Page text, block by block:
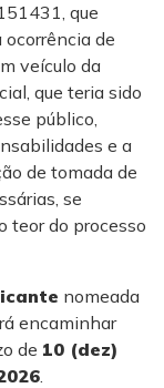
que
de
veículo da
que teria sido
público,
e a
de tomada de
se
teor do processo
nomeada
encaminhar
de 10 (dez)
.